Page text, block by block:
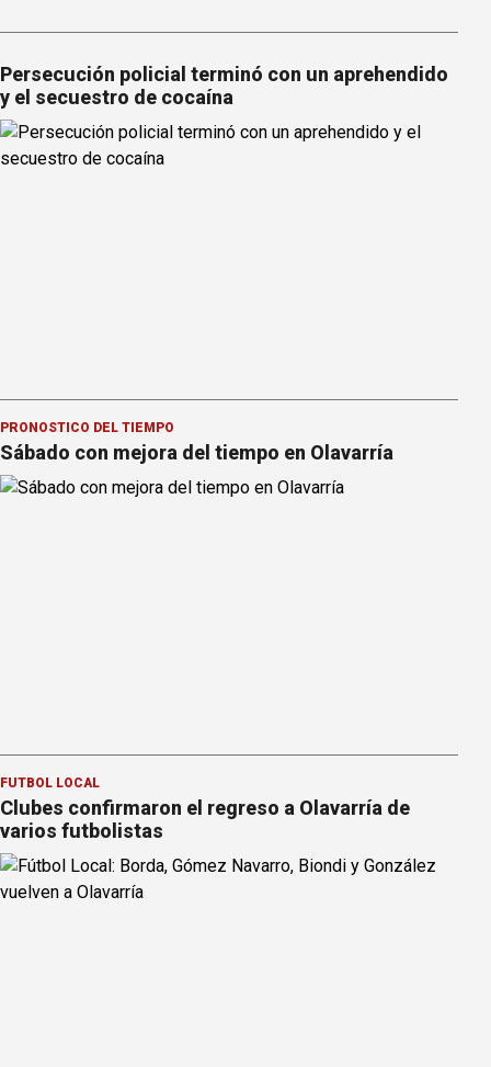
Persecución policial terminó con un aprehendido
y el secuestro de cocaína
PRONOSTICO DEL TIEMPO
Sábado con mejora del tiempo en Olavarría
FÚTBOL LOCAL
Clubes confirmaron el regreso a Olavarría de
varios futbolistas